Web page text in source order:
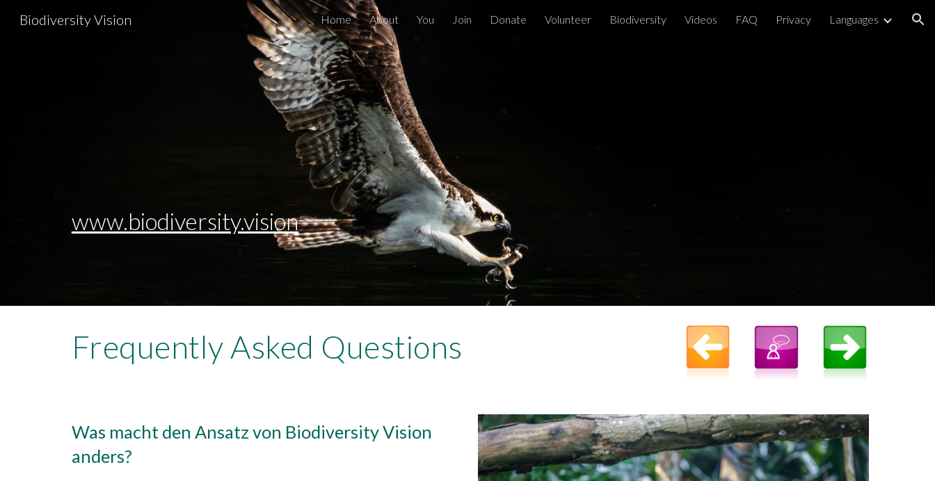
Skip to main content Skip to navigation
Biodiversity Vision Home About You Join Donate Volunteer Biodiversity Videos FAQ Privacy Languages
www.biodiversity.vision
Frequently Asked Questions
Was macht den Ansatz von Biodiversity Vision
anders?